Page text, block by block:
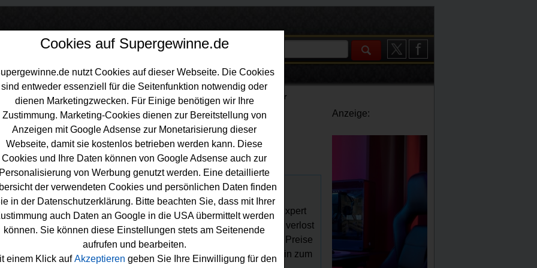
Gewinnspiele Technik Gewinnspiele>
Expert Adventskalender
Adventskalender Gewinnspiel
gern tolle Technik gewinnen möchte, sollte sich das Expert
Gewinnspiel 2025 unbedingt genauer anschauen. Expert verlost
Leckerbissen in der Adventszeit. Zu gewinnen gibt es schöne Preise
und
Laptop
über Beamer und Staubsauger, Scooter bis hin zum
Anzeige:
Cookies auf Supergewinne.de
nutzt Cookies auf dieser Webseite. Die Cookies
sind entweder essenziell für die Seitenfunktion notwendig oder
dienen Marketingzwecken. Für Einige benötigen wir Ihre
Zustimmung. Marketing-Cookies dienen zur Bereitstellung von
Anzeigen mit Google Adsense zur Monetarisierung dieser
Webseite, damit sie kostenlos betrieben werden kann. Diese
Cookies und Ihre Daten können von Google Adsense auch zur
Personalisierung von Werbung genutzt werden. Eine detaillierte
der verwendeten Cookies und persönlichen Daten finden
in der Datenschutzerklärung. Bitte beachten Sie, dass mit Ihrer
auch Daten an Google in die USA übermittelt werden
können. Sie können diese Einstellungen stets am Seitenende
aufrufen und bearbeiten.
einem Klick aufAkzeptieren geben Sie Ihre Einwilligung für den